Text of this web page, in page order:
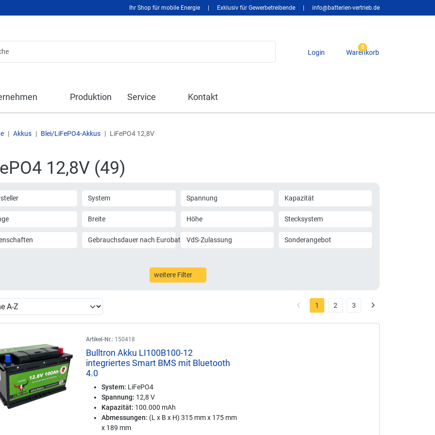
Ihr Shop für mobile Energie Exklusiv für Gewerbetreibende info@batterien-vertrieb.de
Login
0
Warenkorb
Produktion Service Kontakt
Akkus Blei/LiFePO4-Akkus LiFePO4 12,8V
12,8V (49)
System Spannung Kapazität
Breite Höhe Stecksystem
Gebrauchsdauer nach Eurobat VdS-Zulassung Sonderangebot
weitere Filter
1 2 3
Artikel-Nr.: 150418
Bulltron Akku LI100B100-12
integriertes Smart BMS mit Bluetooth
4.0
System: LiFePO4
Spannung: 12,8 V
Kapazität: 100.000 mAh
Abmessungen: (L x B x H) 315 mm x 175 mm
x 189 mm